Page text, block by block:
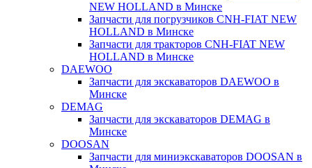
NEW HOLLAND в Минске
Запчасти для погрузчиков CNH-FIAT NEW
HOLLAND в Минске
Запчасти для тракторов CNH-FIAT NEW
HOLLAND в Минске
DAEWOO
Запчасти для экскаваторов DAEWOO в
Минске
DEMAG
Запчасти для экскаваторов DEMAG в
Минске
DOOSAN
Запчасти для миниэкскаваторов DOOSAN в